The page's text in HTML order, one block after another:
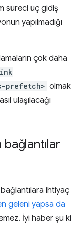
süreci üç gidiş
yapılmadığı
çok daha
prefetch> olmak
ulaşılacağı
bağlantılar
ihtiyaç
geleni yapsa da
İyi haber şu ki